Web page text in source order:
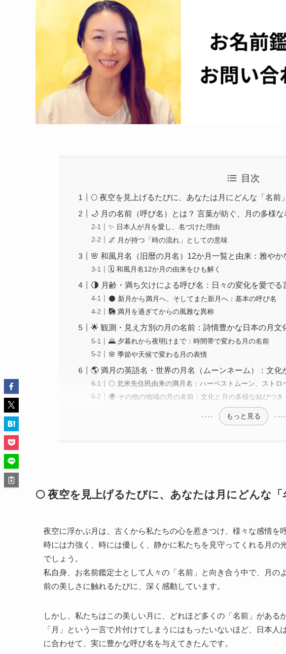
目次
🌕 夜空を見上げるたびに、あなたは月にどんな「名前
🌙 月の名前（呼び名）とは？ 言葉が紡ぐ、月の多様な
✨ 日本人が月を愛し、名づけた理由
🌌 月が持つ「時の流れ」としての意味
🌸 和風月名（旧暦の月名）12か月一覧と由来：雅やか
🗓️ 和風月名12か月の由来をひも解く
🌗 月齢・満ち欠けによる呼び名：日々の変化を愛でる
🌑 新月から満月へ、そしてまた新月へ：基本の呼び名
🎑 満月を過ぎてからの風雅な異称
🌟 観測・見え方別の月の名前：詩情豊かな日本の月文
🌄 夕暮れから夜明けまで：時間帯で変わる月の名前
🌸 季節や天候で変わる月の表情
🌎 満月の英語名・世界の月名（ムーンネーム）：文化
🌕 北米先住民由来の満月名：ハーベストムーン、ストロ
🌍 その他の地域の月の名前：文化と月の多様な結びつき
もっと見る
🌕 夜空を見上げるたびに、あなたは月にどんな
夜空に浮かぶ月は、古くから私たちの心を惹きつけ、様々な感情を
時には力強く、時には優しく、静かに私たちを見守ってくれる月の
でしょう。
私自身、お名前鑑定士として人々の「名前」と向き合う中で、月の
前の美しさに触れるたびに、深く感動しています。
しかし、私たちはこの美しい月に、どれほど多くの「名前」がある
「月」という一言で片付けてしまうにはもったいないほど、日本
に合わせて、実に豊かな呼び名を与えてきたんです。